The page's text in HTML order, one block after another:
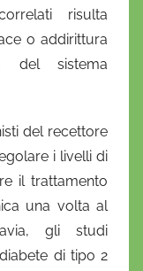
risulta
o addirittura
del sistema
del recettore
i livelli di
il trattamento
una volta al
gli studi
di tipo 2